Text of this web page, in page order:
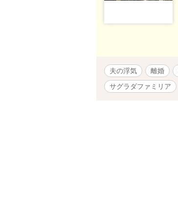
夫の浮気 離婚
サグラダファミリア